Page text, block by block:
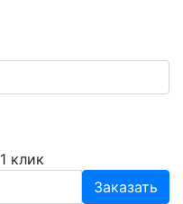
клик
Заказать